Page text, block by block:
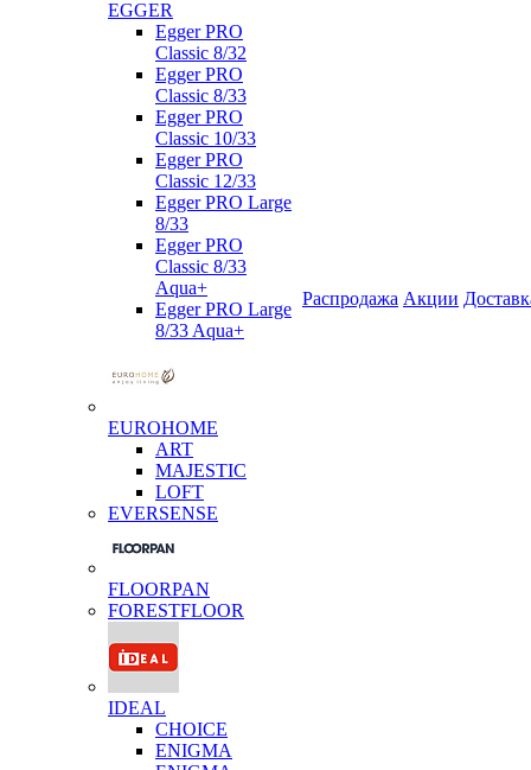
EGGER
Egger PRO
Classic 8/32
Egger PRO
Classic 8/33
Egger PRO
Classic 10/33
Egger PRO
Classic 12/33
Egger PRO Large
8/33
Egger PRO
Classic 8/33
Aqua+
Egger PRO Large
8/33 Aqua+
EUROHOME
ART
MAJESTIC
LOFT
EVERSENSE
FLOORPAN
FORESTFLOOR
IDEAL
CHOICE
ENIGMA
Распродажа Акции